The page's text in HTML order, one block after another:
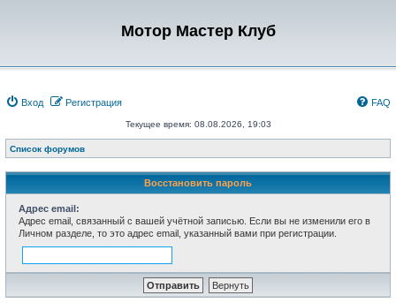
Мотор Мастер Клуб
Вход Регистрация FAQ
Текущее время: 08.08.2026, 19:03
Список форумов
Восстановить пароль
Адрес email:
Адрес email, связанный с вашей учётной записью. Если вы не изменили его в
Личном разделе, то это адрес email, указанный вами при регистрации.